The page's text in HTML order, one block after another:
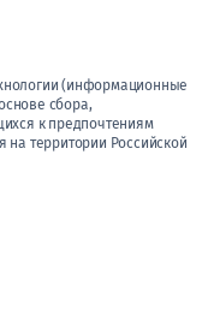
(информационные
сбора,
к предпочтениям
на территории Российской